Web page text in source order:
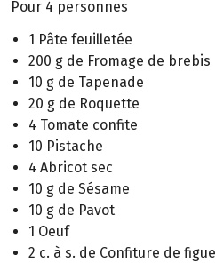
Pour 4 personnes
1 Pâte feuilletée
200 g de Fromage de brebis
10 g de Tapenade
20 g de Roquette
4 Tomate confite
10 Pistache
4 Abricot sec
10 g de Sésame
10 g de Pavot
1 Oeuf
2 c. à s. de Confiture de figue